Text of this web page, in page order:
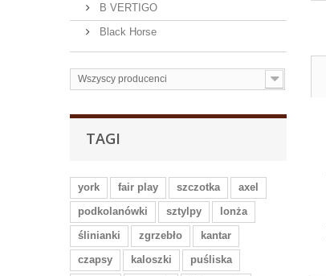
B VERTIGO
Black Horse
Wszyscy producenci
TAGI
york fair play szczotka
axel
podkolanówki
sztylpy
lonża
ślinianki
zgrzebło
kantar
czapsy
kaloszki
puśliska